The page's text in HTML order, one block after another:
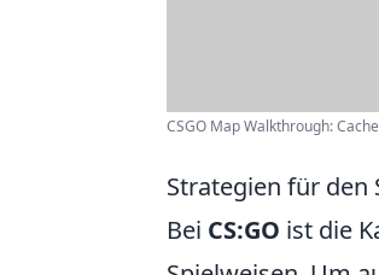
CSGO Map Walkthrough:
Strategien für den
Bei CS:GO ist die